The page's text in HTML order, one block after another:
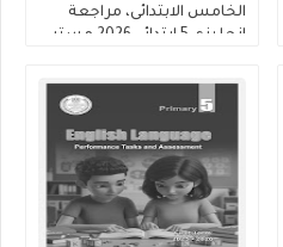
الخامس الابتدائى، مراجعة
إنجليزي 5 ابتدائي 2026 مستر